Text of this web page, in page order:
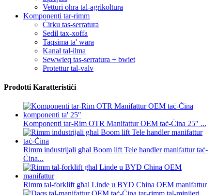
Vetturi oħra tal-agrikoltura
Komponenti tar-rimm
Ċirku tas-serratura
Sedil tax-xoffa
Taqsima ta' wara
Kanal tal-ilma
Sewwieq tas-serratura + bwiet
Protettur tal-valv
Prodotti Karatteristiċi
Komponenti tar-Rim OTR Manifattur OEM taċ-Ċina 25″ ...
Rimm industrijali għal Boom lift Tele handler manifattur taċ-
Ċina...
Rimm tal-forklift għal Linde u BYD China OEM manifattur